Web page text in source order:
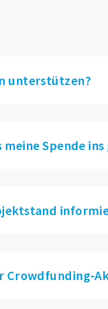
unterstützen?
Spende
Crowdfunding-